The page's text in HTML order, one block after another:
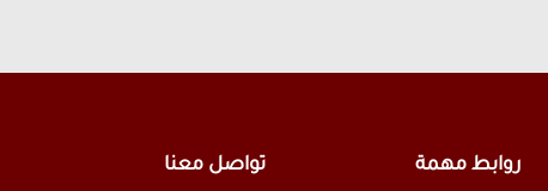
روابط مهمة تواصل معنا